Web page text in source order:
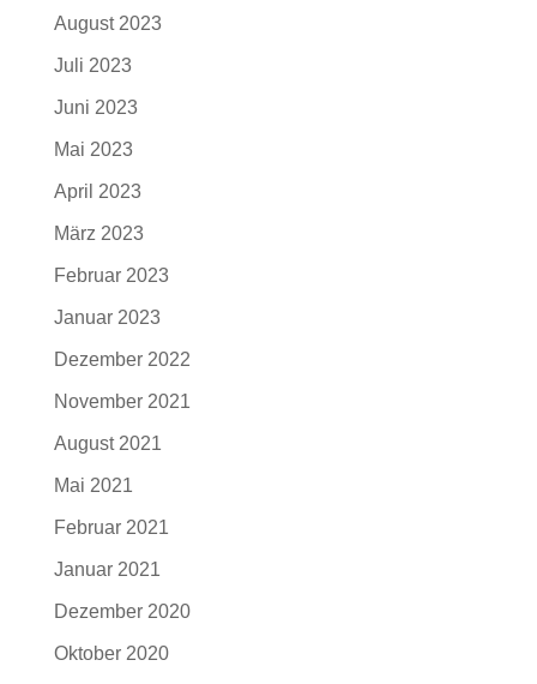
August 2023
Juli 2023
Juni 2023
Mai 2023
April 2023
März 2023
Februar 2023
Januar 2023
Dezember 2022
November 2021
August 2021
Mai 2021
Februar 2021
Januar 2021
Dezember 2020
Oktober 2020